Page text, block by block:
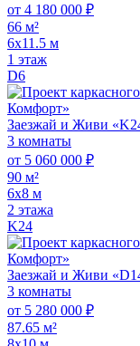
от 4 180 000 ₽
66 м²
6х11.5 м
1 этаж
D6
Заезжай и Живи
3 комнаты
от 5 060 000 ₽
90 м²
6х8 м
2 этажа
K24
Заезжай и Живи
3 комнаты
от 5 280 000 ₽
87.65 м²